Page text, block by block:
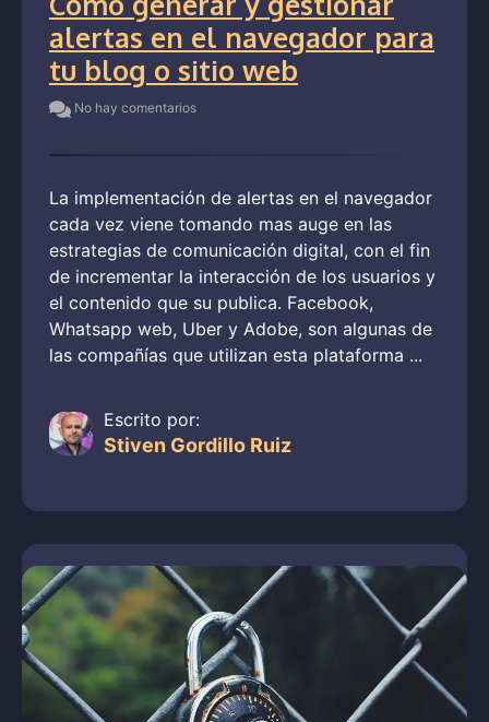
alertas en el navegador para
tu blog o sitio web
No hay comentarios
La implementación de alertas en el navegador
cada vez viene tomando mas auge en las
estrategias de comunicación digital, con el fin
de incrementar la interacción de los usuarios y
el contenido que su publica. Facebook,
Whatsapp web, Uber y Adobe, son algunas de
las compañías que utilizan esta plataforma ...
Escrito por:
Stiven Gordillo Ruiz